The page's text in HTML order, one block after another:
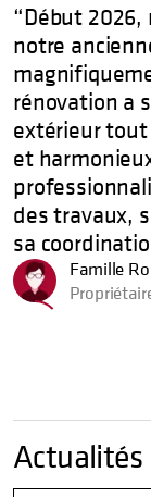
Début 2026,
notre
rénovation a
extérieur
et
des travaux,
sa
nous
sérénité.
Famille
Actualités